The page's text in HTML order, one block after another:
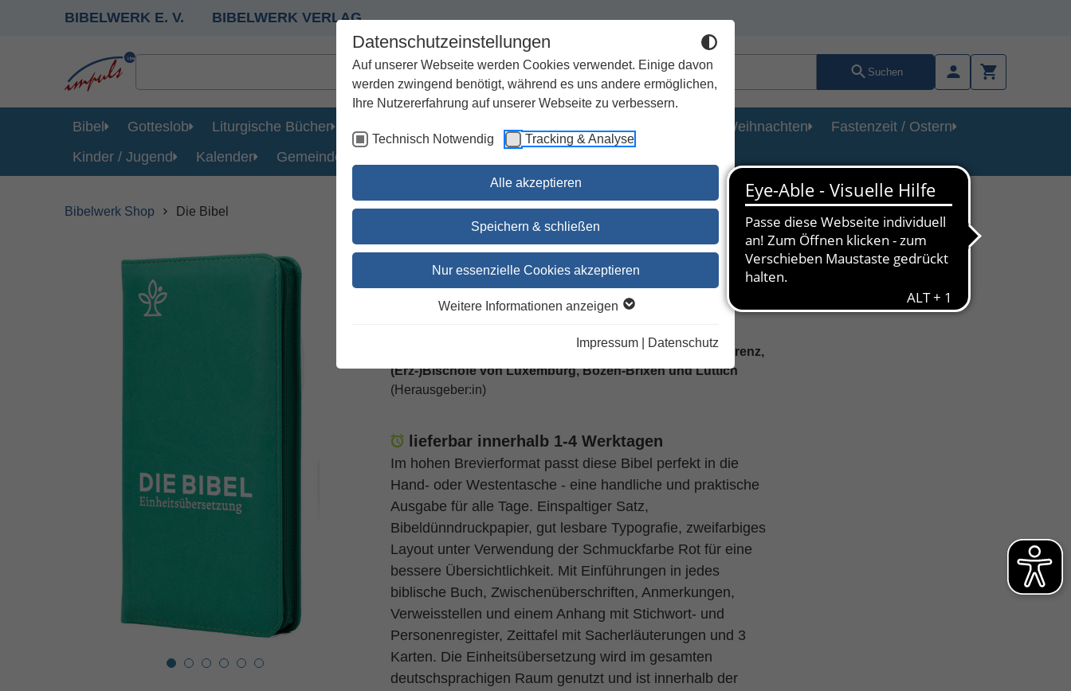
Datenschutzeinstellungen
Auf unserer Webseite werden Cookies verwendet. Einige davon
werden zwingend benötigt, während es uns andere ermöglichen,
Ihre Nutzererfahrung auf unserer Webseite zu verbessern.
Technisch Notwendig Tracking & Analyse
Alle akzeptieren
Speichern & schließen
Nur essenzielle Cookies akzeptieren
Weitere Informationen anzeigen
Impressum Datenschutz
BIBELWERK E. V. BIBELWERK VERLAG
Suchen
Bibel Gotteslob Liturgische Bücher Geschenke Kirchenjahr / Lebensweg Weihnachten
Fastenzeit / Ostern
Kinder / Jugend
Kalender Gemeinde
Bibelwerk Shop Die Bibel
Die Bibel
Einheitsübersetzung, Taschenausgabe mit
Reißverschluss, grün
Deutsche, Österreichische und Schweizer Bischofskonferenz,
(Erz-)Bischöfe von Luxemburg, Bozen-Brixen und Lüttich
(Herausgeber:in)
lieferbar innerhalb 1-4 Werktagen
Im hohen Brevierformat passt diese Bibel perfekt in die
Hand- oder Westentasche - eine handliche und praktische
Ausgabe für alle Tage. Einspaltiger Satz,
Bibeldünndruckpapier, gut lesbare Typografie, zweifarbiges
Layout unter Verwendung der Schmuckfarbe Rot für eine
bessere Übersichtlichkeit. Mit Einführungen in jedes
biblische Buch, Zwischenüberschriften, Anmerkungen,
Verweisstellen und einem Anhang mit Stichwort- und
Personenregister, Zeittafel mit Sacherläuterungen und 3
Karten. Die Einheitsübersetzung wird im gesamten
deutschsprachigen Raum genutzt und ist innerhalb der